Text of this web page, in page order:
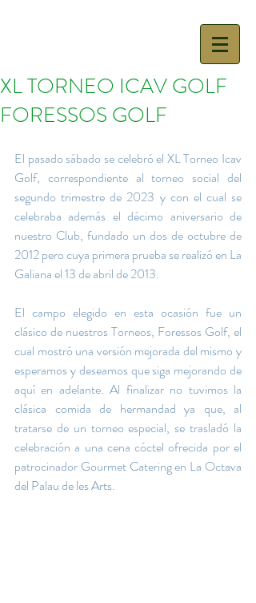
XL TORNEO ICAV GOLF
FORESSOS GOLF
El pasado sábado se celebró el XL Torneo Icav
Golf, correspondiente al torneo social del
segundo trimestre de 2023 y con el cual se
celebraba además el décimo aniversario de
nuestro Club, fundado un dos de octubre de
2012 pero cuya primera prueba se realizó en La
Galiana el 13 de abril de 2013.
El campo elegido en esta ocasión fue un
clásico de nuestros Torneos, Foressos Golf, el
cual mostró una versión mejorada del mismo y
esperamos y deseamos que siga mejorando de
aquí en adelante. Al finalizar no tuvimos la
clásica comida de hermandad ya que, al
tratarse de un torneo especial, se trasladó la
celebración a una cena cóctel ofrecida por el
patrocinador Gourmet Catering en La Octava
del Palau de les Arts.